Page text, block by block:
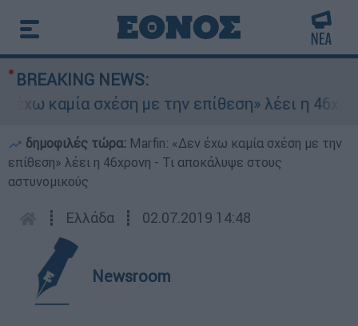
BREAKING NEWS:
καμία σχέση με την επίθεση» λέει η
δημοφιλές τώρα: Marfin: «Δεν έχω καμία σχέση με την
επίθεση» λέει η 46χρονη - Τι αποκάλυψε στους
αστυνομικούς
┋ Ελλάδα ┋ 02.07.2019 14:48
Newsroom